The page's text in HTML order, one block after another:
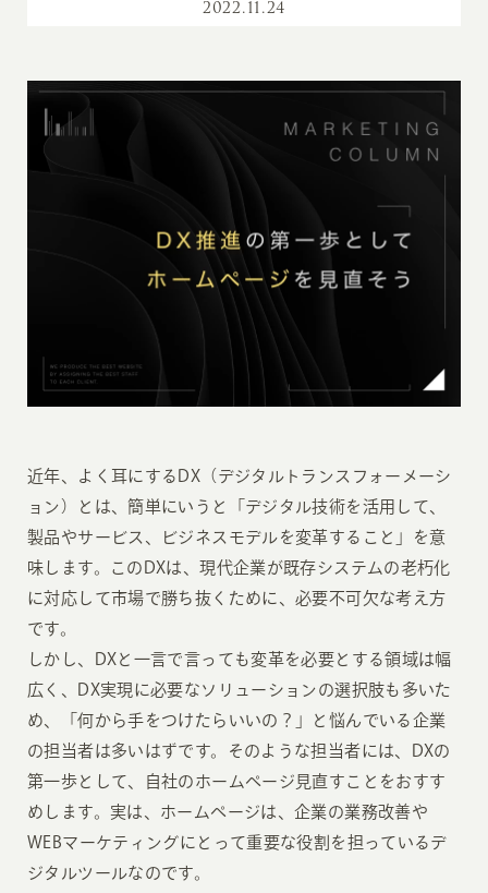
2022.11.24
近年、よく耳にするDX（デジタルトランスフォーメーシ
ョン）とは、簡単にいうと「デジタル技術を活用して、
製品やサービス、ビジネスモデルを変革すること」を意
味します。このDXは、現代企業が既存システムの老朽化
に対応して市場で勝ち抜くために、必要不可欠な考え方
です。
しかし、DXと一言で言っても変革を必要とする領域は幅
広く、DX実現に必要なソリューションの選択肢も多いた
め、「何から手をつけたらいいの？」と悩んでいる企業
の担当者は多いはずです。そのような担当者には、DXの
第一歩として、自社のホームページ見直すことをおすす
めします。実は、ホームページは、企業の業務改善や
WEBマーケティングにとって重要な役割を担っているデ
ジタルツールなのです。